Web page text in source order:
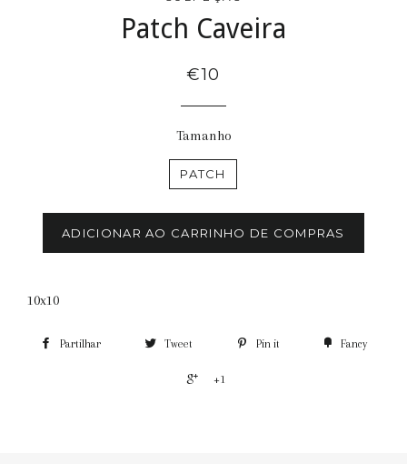
Patch Caveira
€10
Tamanho
PATCH
ADICIONAR AO CARRINHO DE COMPRAS
10x10
Partilhar Tweet Pin it Fancy
+1